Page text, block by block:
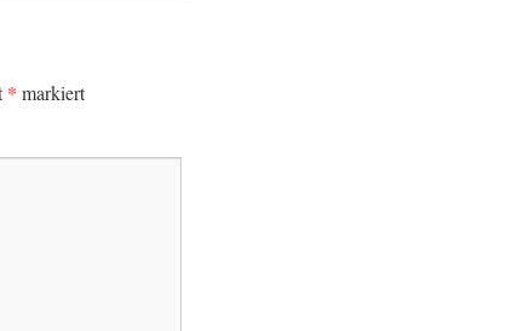
* markiert